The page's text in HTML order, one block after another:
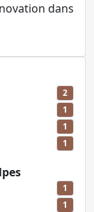
dans
2
1
1
1
1
1